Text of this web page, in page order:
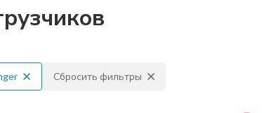
Сбросить фильтры